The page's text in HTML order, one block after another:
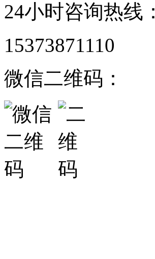
24小时咨询热线：
15373871110
微信二维码：